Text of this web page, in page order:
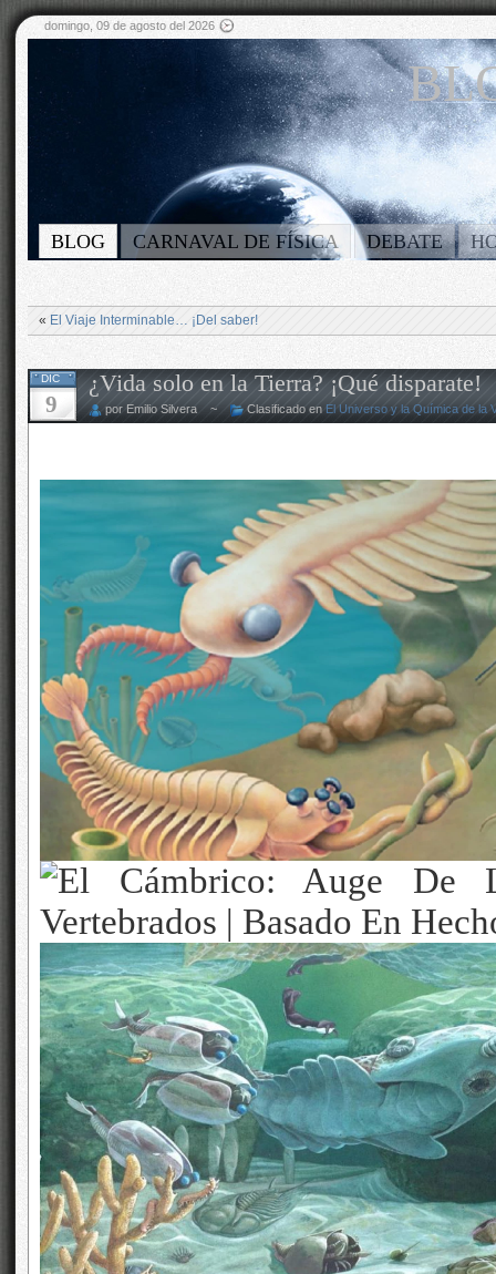
domingo, 09 de agosto del 2026
BLOG CARNAVAL DE FÍSICA DEBATE
« El Viaje Interminable… ¡Del saber!
DIC
9
¿Vida solo en la Tierra? ¡Qué disparate!
por Emilio Silvera ~ Clasificado en El Universo y la Química de la